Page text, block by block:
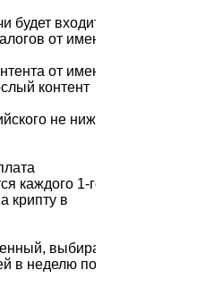
будет входить:
от имени
от имени
контент
не ниже
каждого 1-го и
крипту в
выбираете
в неделю по 8